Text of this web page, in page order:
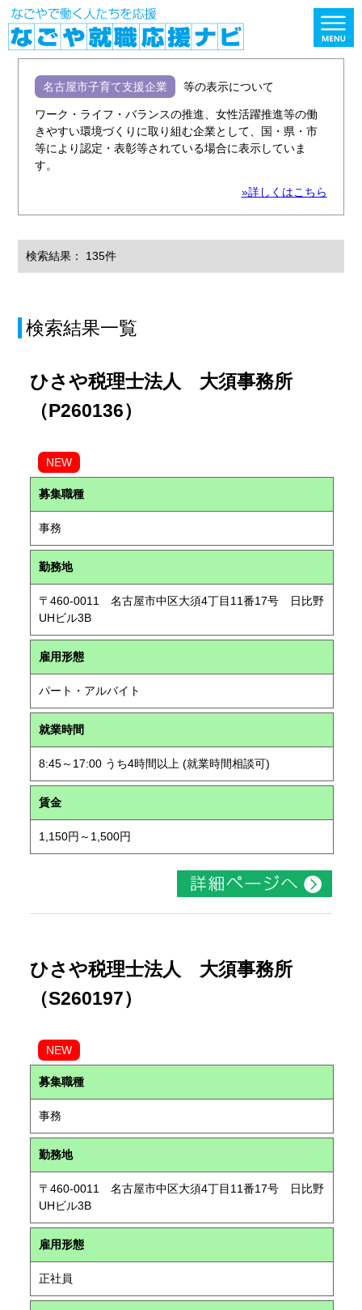
名古屋市子育て支援企業 等の表示について
ワーク・ライフ・バランスの推進、女性活躍推進等の働
きやすい環境づくりに取り組む企業として、国・県・市
等により認定・表彰等されている場合に表示していま
す。
»詳しくはこちら
検索結果： 135件
検索結果一覧
ひさや税理士法人 大須事務所
（P260136）
NEW
募集職種
事務
勤務地
〒460-0011 名古屋市中区大須4丁目11番17号 日比野
UHビル3B
雇用形態
パート・アルバイト
就業時間
8:45～17:00 うち4時間以上 (就業時間相談可)
賃金
1,150円～1,500円
ひさや税理士法人 大須事務所
（S260197）
NEW
募集職種
事務
勤務地
〒460-0011 名古屋市中区大須4丁目11番17号 日比野
UHビル3B
雇用形態
正社員